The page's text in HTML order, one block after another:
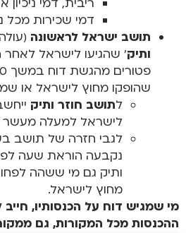
ריבית, דמי ניכיון
דמי שכירות מכל
תושב ישראל לראשונה
ותיק
שהופקו מחוץ לישראל או
לתושב חוזר ותיק
לישראל למעלה מעשר
נקבעה הוראת שעה
מחוץ לישראל.
מי שמגיש דוח על הכנסותיו,
ההכנסות מכל המקורות, גם